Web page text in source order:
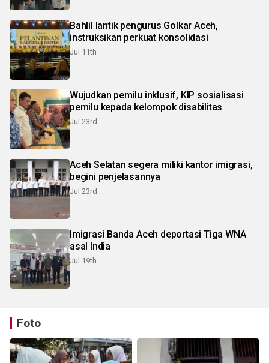
Bahlil lantik pengurus Golkar Aceh,
instruksikan perkuat konsolidasi
Jul 11th
Wujudkan pemilu inklusif, KIP sosialisasi
pemilu kepada kelompok disabilitas
Jul 23rd
Aceh Selatan segera miliki kantor imigrasi,
begini penjelasannya
Jul 23rd
Imigrasi Banda Aceh deportasi Tiga WNA
asal India
Jul 19th
Foto